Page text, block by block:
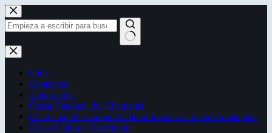
Saltar
al
contenido
Sin
resultados
Inicio
Contactos
Autoridades
Fiesta Nacional del Chamamé
Chamamé: Patrimonio Cultural Inmaterial de la Humanidad
Censo Cultural Correntino